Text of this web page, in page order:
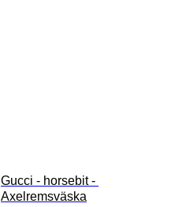
Gucci - horsebit -
Axelremsväska